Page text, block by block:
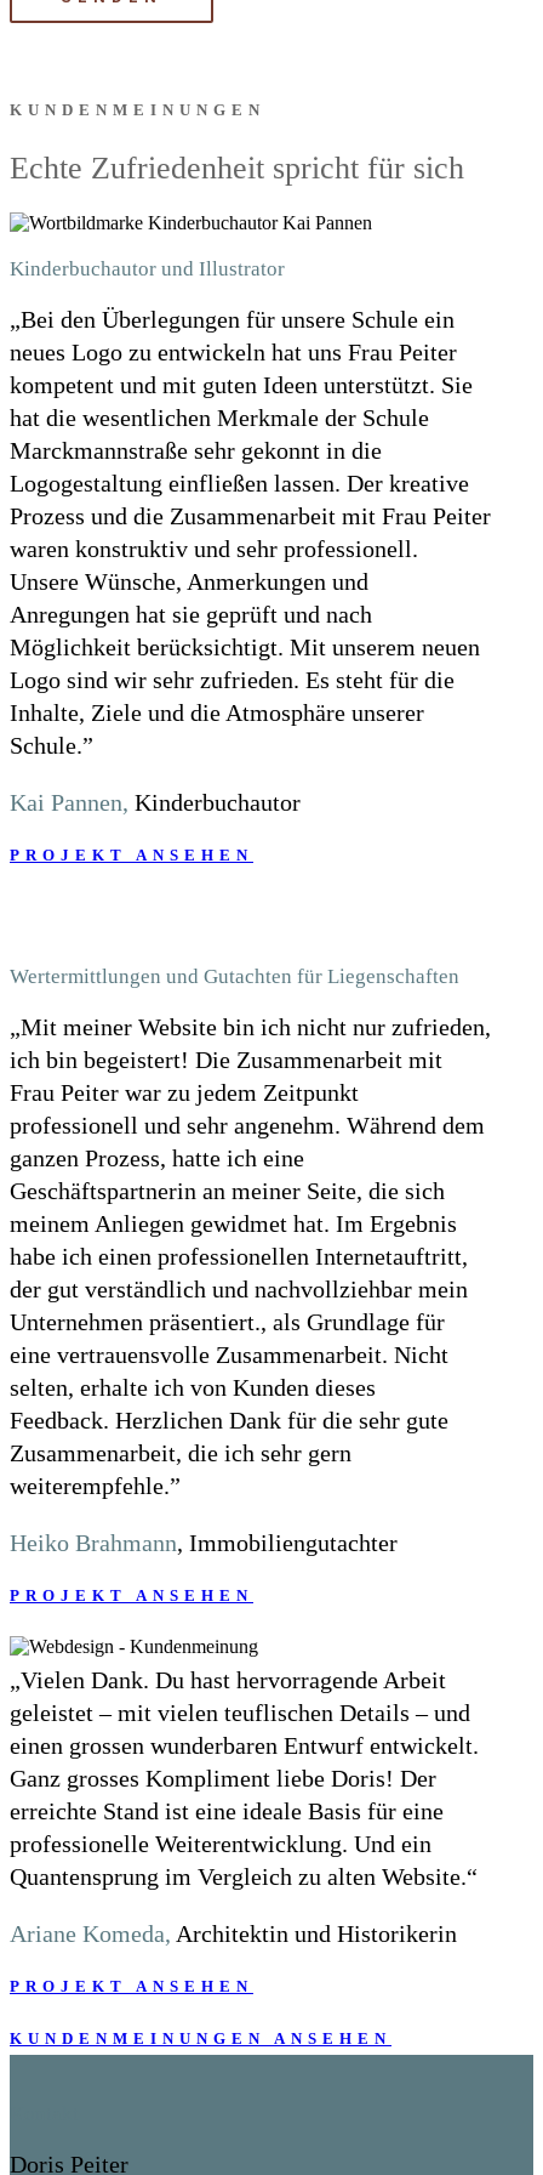
KUNDENMEINUNGEN
Echte Zufriedenheit spricht für sich
Kinderbuchautor und Illustrator
„Bei den Überlegungen für unsere Schule ein
neues Logo zu entwickeln hat uns Frau Peiter
kompetent und mit guten Ideen unterstützt. Sie
hat die wesentlichen Merkmale der Schule
Marckmannstraße sehr gekonnt in die
Logogestaltung einfließen lassen. Der kreative
Prozess und die Zusammenarbeit mit Frau Peiter
waren konstruktiv und sehr professionell.
Unsere Wünsche, Anmerkungen und
Anregungen hat sie geprüft und nach
Möglichkeit berücksichtigt. Mit unserem neuen
Logo sind wir sehr zufrieden. Es steht für die
Inhalte, Ziele und die Atmosphäre unserer
Schule.”
Kai Pannen, Kinderbuchautor
PROJEKT ANSEHEN
Wertermittlungen und Gutachten für Liegenschaften
„Mit meiner Website bin ich nicht nur zufrieden,
ich bin begeistert! Die Zusammenarbeit mit
Frau Peiter war zu jedem Zeitpunkt
professionell und sehr angenehm. Während dem
ganzen Prozess, hatte ich eine
Geschäftspartnerin an meiner Seite, die sich
meinem Anliegen gewidmet hat. Im Ergebnis
habe ich einen professionellen Internetauftritt,
der gut verständlich und nachvollziehbar mein
Unternehmen präsentiert., als Grundlage für
eine vertrauensvolle Zusammenarbeit. Nicht
selten, erhalte ich von Kunden dieses
Feedback. Herzlichen Dank für die sehr gute
Zusammenarbeit, die ich sehr gern
weiterempfehle.”
Heiko Brahmann, Immobiliengutachter
PROJEKT ANSEHEN
„Vielen Dank. Du hast hervorragende Arbeit
geleistet – mit vielen teuflischen Details – und
einen grossen wunderbaren Entwurf entwickelt.
Ganz grosses Kompliment liebe Doris! Der
erreichte Stand ist eine ideale Basis für eine
professionelle Weiterentwicklung. Und ein
Quantensprung im Vergleich zu alten Website.“
Ariane Komeda, Architektin und Historikerin
PROJEKT ANSEHEN
KUNDENMEINUNGEN ANSEHEN
Doris Peiter